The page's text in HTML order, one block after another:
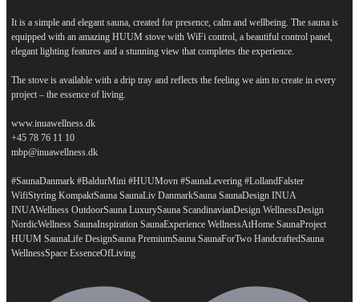
It is a simple and elegant sauna, created for presence, calm and wellbeing. The sauna is
equipped with an amazing HUUM stove with WiFi control, a beautiful control panel,
elegant lighting features and a stunning view that completes the experience.
The stove is available with a drip tray and reflects the feeling we aim to create in every
project – the essence of living.
www.inuawellness.dk
+45 78 76 11 10
mbp@inuawellness.dk
#SaunaDanmark #BaldurMini #HUUMovn #SaunaLevering #LollandFalster
WifiStyring KompaktSauna SaunaLiv DanmarkSauna SaunaDesign INUA
INUAWellness OutdoorSauna LuxurySauna ScandinavianDesign WellnessDesign
NordicWellness SaunaInspiration SaunaExperience WellnessAtHome SaunaProject
HUUM SaunaLife DesignSauna PremiumSauna SaunaForTwo HandcraftedSauna
WellnessSpace EssenceOfLiving